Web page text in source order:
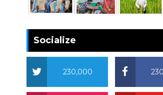
Socialize
230,000